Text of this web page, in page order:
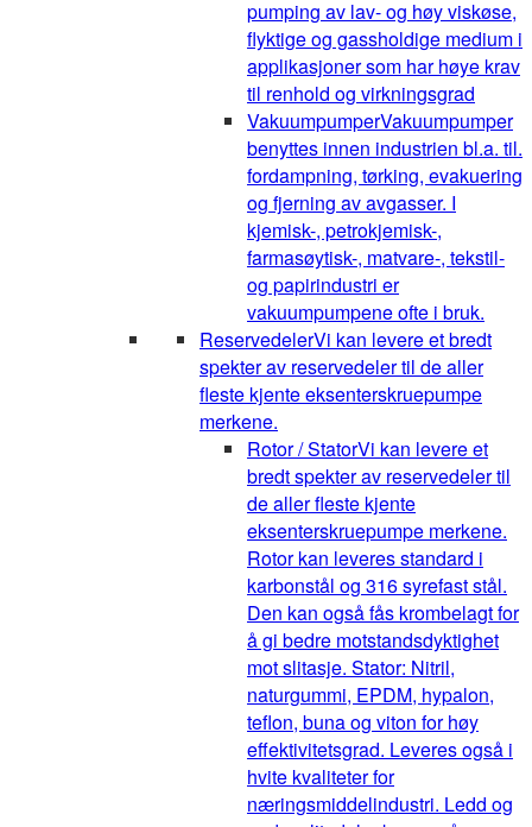
pumping av lav- og høy viskøse,
flyktige og gassholdige medium i
applikasjoner som har høye krav
til renhold og virkningsgrad
VakuumpumperVakuumpumper
benyttes innen industrien bl.a. til.
fordampning, tørking, evakuering
og fjerning av avgasser. I
kjemisk-, petrokjemisk-,
farmasøytisk-, matvare-, tekstil-
og papirindustri er
vakuumpumpene ofte i bruk.
ReservedelerVi kan levere et bredt
spekter av reservedeler til de aller
fleste kjente eksenterskruepumpe
merkene.
Rotor / StatorVi kan levere et
bredt spekter av reservedeler til
de aller fleste kjente
eksenterskruepumpe merkene.
Rotor kan leveres standard i
karbonstål og 316 syrefast stål.
Den kan også fås krombelagt for
å gi bedre motstandsdyktighet
mot slitasje. Stator: Nitril,
naturgummi, EPDM, hypalon,
teflon, buna og viton for høy
effektivitetsgrad. Leveres også i
hvite kvaliteter for
næringsmiddelindustri. Ledd og